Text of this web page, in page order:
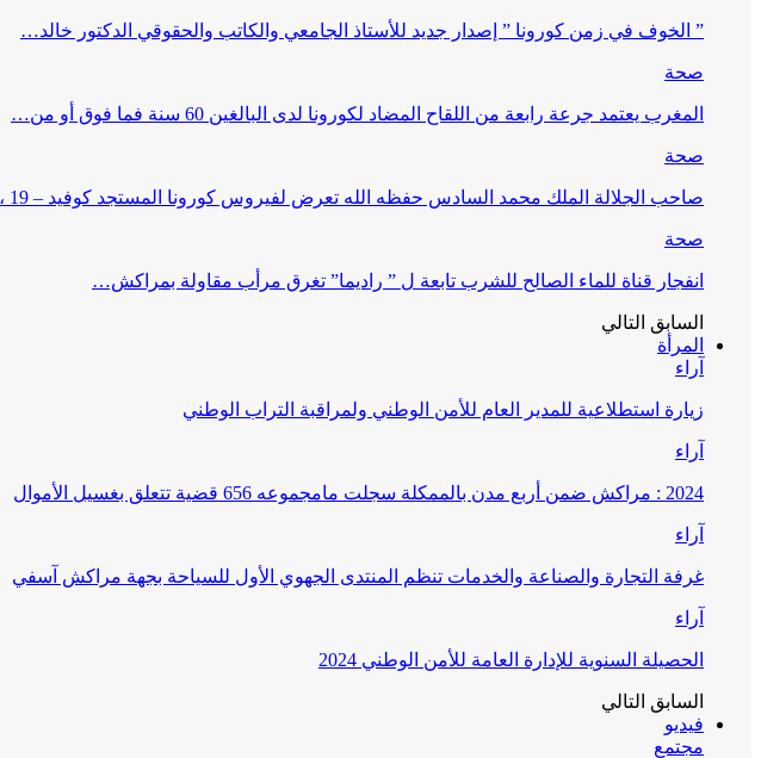
” الخوف في زمن كورونا ” إصدار جديد للأستاذ الجامعي والكاتب والحقوقي الدكتور خالد…
صحة
المغرب يعتمد جرعة رابعة من اللقاح المضاد لكورونا لدى البالغين 60 سنة فما فوق أو من…
صحة
صاحب الجلالة الملك محمد السادس حفظه الله تعرض لفيروس كورونا المستجد كوفيد – 19 ، بدون…
صحة
انفجار قناة للماء الصالح للشرب تابعة ل ” راديما” تغرق مرأب مقاولة بمراكش…
السابق التالي
المرأة
آراء
زيارة استطلاعية للمدير العام للأمن الوطني ولمراقبة التراب الوطني
آراء
2024 : مراكش ضمن أربع مدن بالممكلة سجلت مامجموعه 656 قضية تتعلق بغسيل الأموال
آراء
غرفة التجارة والصناعة والخدمات تنظم المنتدى الجهوي الأول للسياحة بجهة مراكش آسفي
آراء
الحصيلة السنوية للإدارة العامة للأمن الوطني 2024
السابق التالي
فيديو
مجتمع